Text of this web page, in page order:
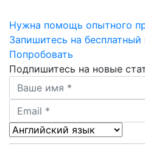
Нужна помощь опытного
Запишитесь на
Попробовать
Подпишитесь на новые